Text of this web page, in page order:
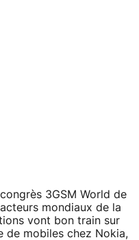
3GSM World de
mondiaux de la
vont bon train sur
de mobiles chez Nokia,